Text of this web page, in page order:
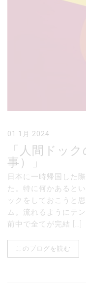
01 1月 2024
「人間ドッ
事）」
日本に一時帰国した
た。特に何かあると
ックをしておこうと
ム。流れるようにテ
前中で全てが完結 […]
このブログを読む